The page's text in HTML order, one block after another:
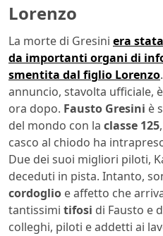
Lorenzo
La morte di Gresini era
da importanti organi di
smentita dal figlio Lorenzo
annuncio, stavolta ufficiale,
ora dopo. Fausto Gresini è
del mondo con la classe 125
casco al chiodo ha
Due dei suoi migliori piloti,
deceduti in pista. Intanto,
cordoglio e affetto che
tantissimi tifosi di Fausto e
colleghi, piloti e addetti ai